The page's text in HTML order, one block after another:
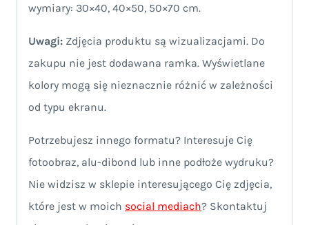
wymiary: 30×40, 40×50, 50×70 cm.
Uwagi: Zdjęcia produktu są wizualizacjami. Do
zakupu nie jest dodawana ramka. Wyświetlane
kolory mogą się nieznacznie różnić w zależności
od typu ekranu.
Potrzebujesz innego formatu? Interesuje Cię
fotoobraz, alu-dibond lub inne podłoże wydruku?
Nie widzisz w sklepie interesującego Cię zdjęcia,
które jest w moich social mediach? Skontaktuj